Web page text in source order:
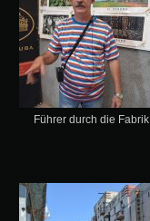
Führer durch die Fabrik